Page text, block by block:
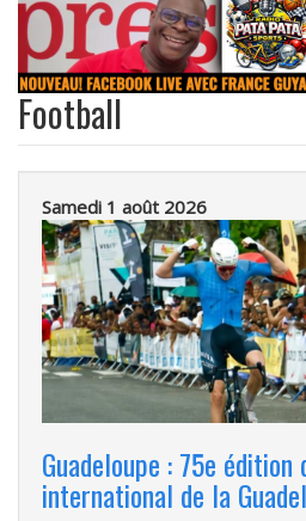
Football
Samedi 1 août 2026
Guadeloupe : 75e
international de la